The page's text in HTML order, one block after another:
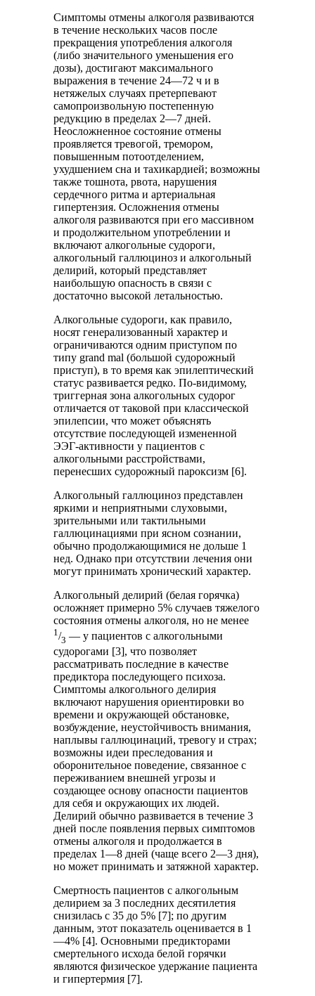
Симптомы отмены алкоголя развиваются
в течение нескольких часов после
прекращения употребления алкоголя
(либо значительного уменьшения его
дозы), достигают максимального
выражения в течение 24—72 ч и в
нетяжелых случаях претерпевают
самопроизвольную постепенную
редукцию в пределах 2—7 дней.
Неосложненное состояние отмены
проявляется тревогой, тремором,
повышенным потоотделением,
ухудшением сна и тахикардией; возможны
также тошнота, рвота, нарушения
сердечного ритма и артериальная
гипертензия. Осложнения отмены
алкоголя развиваются при его массивном
и продолжительном употреблении и
включают алкогольные судороги,
алкогольный галлюциноз и алкогольный
делирий, который представляет
наибольшую опасность в связи с
достаточно высокой летальностью.
Алкогольные судороги, как правило,
носят генерализованный характер и
ограничиваются одним приступом по
типу grand mal (большой судорожный
приступ), в то время как эпилептический
статус развивается редко. По-видимому,
триггерная зона алкогольных судорог
отличается от таковой при классической
эпилепсии, что может объяснять
отсутствие последующей измененной
ЭЭГ-активности у пациентов с
алкогольными расстройствами,
перенесших судорожный пароксизм [6].
Алкогольный галлюциноз представлен
яркими и неприятными слуховыми,
зрительными или тактильными
галлюцинациями при ясном сознании,
обычно продолжающимися не дольше 1
нед. Однако при отсутствии лечения они
могут принимать хронический характер.
Алкогольный делирий (белая горячка)
осложняет примерно 5% случаев тяжелого
состояния отмены алкоголя, но не менее
1 /3 — у пациентов с алкогольными
судорогами [3], что позволяет
рассматривать последние в качестве
предиктора последующего психоза.
Симптомы алкогольного делирия
включают нарушения ориентировки во
времени и окружающей обстановке,
возбуждение, неустойчивость внимания,
наплывы галлюцинаций, тревогу и страх;
возможны идеи преследования и
оборонительное поведение, связанное с
переживанием внешней угрозы и
создающее основу опасности пациентов
для себя и окружающих их людей.
Делирий обычно развивается в течение 3
дней после появления первых симптомов
отмены алкоголя и продолжается в
пределах 1—8 дней (чаще всего 2—3 дня),
но может принимать и затяжной характер.
Смертность пациентов с алкогольным
делирием за 3 последних десятилетия
снизилась с 35 до 5% [7]; по другим
данным, этот показатель оценивается в 1
—4% [4]. Основными предикторами
смертельного исхода белой горячки
являются физическое удержание пациента
и гипертермия [7].